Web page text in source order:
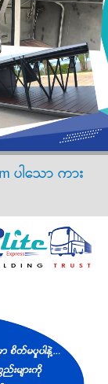
ပါသော ကား